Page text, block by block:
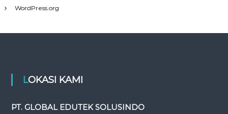
WordPress.org
LOKASI KAMI
PT. GLOBAL EDUTEK SOLUSINDO